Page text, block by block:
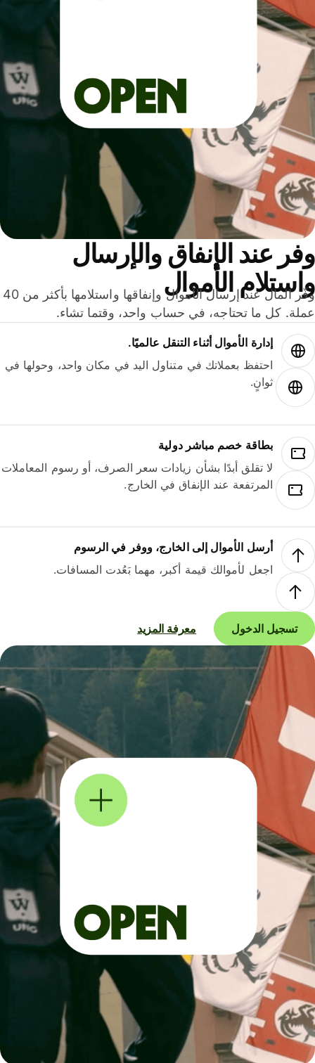
عند الإنفاق والإرسال
الأموال
وفّر المال عند إرسال الأموال وإنفاقها واستلامها بأكثر من 40
كل ما تحتاجه، في حساب واحد، وقتما تشاء.
إدارة الأموال أثناء التنقل عالميًا.
احتفظ بعملاتك في متناول اليد في مكان واحد، وحولها في
ثوانٍ.
بطاقة خصم مباشر دولية
لا تقلق أبدًا بشأن زيادات سعر الصرف، أو رسوم المعاملات
المرتفعة عند الإنفاق في الخارج.
أرسل الأموال إلى الخارج، ووفر في الرسوم
اجعل لأموالك قيمة أكبر، مهما بَعُدت المسافات.
تسجيل الدخول معرفة المزيد